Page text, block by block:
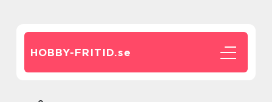
HOBBY-FRITID.se